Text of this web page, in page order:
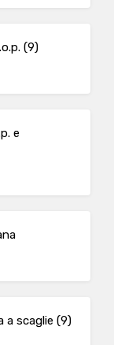
(9)
e
a scaglie (9)